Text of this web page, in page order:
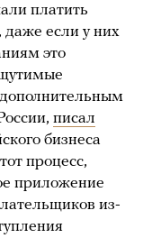
платить
даже если у них
это
дополнительным
писал
бизнеса
процесс,
приложение
из-